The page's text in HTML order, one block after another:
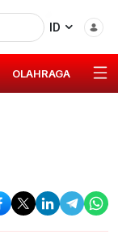
ID
OLAHRAGA GAYA